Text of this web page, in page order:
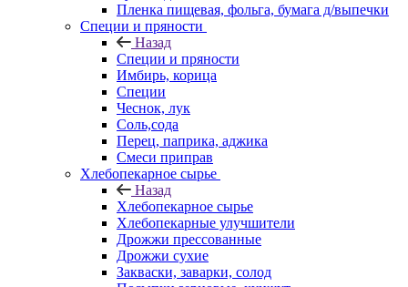
Пленка пищевая, фольга, бумага д/выпечки
Специи и пряности
Назад
Специи и пряности
Имбирь, корица
Специи
Чеснок, лук
Соль,сода
Перец, паприка, аджика
Смеси приправ
Хлебопекарное сырье
Назад
Хлебопекарное сырье
Хлебопекарные улучшители
Дрожжи прессованные
Дрожжи сухие
Закваски, заварки, солод